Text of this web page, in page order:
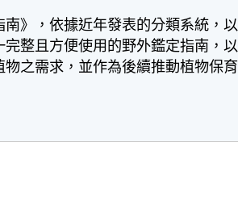
》，依據近年發表的分類系統，
整且方便使用的野外鑑定指南，
之需求，並作為後續推動植物保